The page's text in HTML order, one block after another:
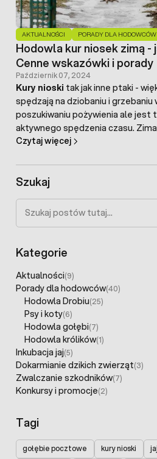
AKTUALNOŚCI PORADY DLA HODOWCÓW
Hodowla kur niosek zimą -
Cenne wskazówki i porady
Październik 07, 2024
Kury nioski tak jak inne ptaki -
spędzają na dziobaniu i grzebaniu
poszukiwaniu pożywienia ale jest
aktywnego spędzenia czasu.
kur przebywających na wolnym
zasadzie są one skazane tylko na
właścicieli – czy prawidłowo
zanikiem nieśności, a w skrajnym
Czytaj więcej
Szukaj
Szukaj
Kategorie
Aktualności(9)
Porady dla hodowców(40)
Hodowla Drobiu(25)
Psy i koty(6)
Hodowla gołębi(7)
Hodowla królików(1)
Inkubacja jaj(5)
Dokarmianie dzikich zwierząt(3)
Zwalczanie szkodników(7)
Konkursy i promocje(2)
Tagi
gołębie pocztowe kury nioski